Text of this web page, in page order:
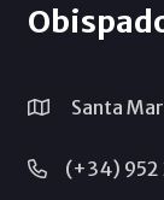
Santa
(+34) 952